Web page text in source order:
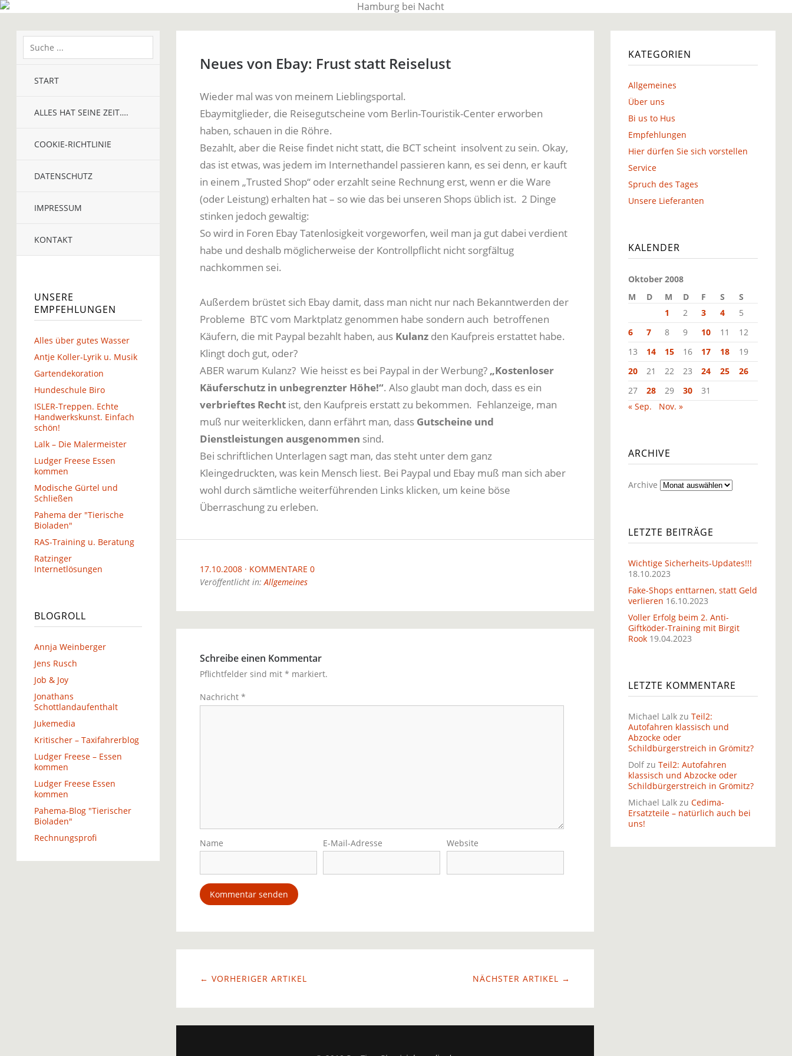
BauTime Blog
Über uns, über Produkte und unseren Alltag
START
ALLES HAT SEINE ZEIT….
COOKIE-RICHTLINIE
DATENSCHUTZ
IMPRESSUM
KONTAKT
UNSERE
EMPFEHLUNGEN
Alles über gutes Wasser
Antje Koller-Lyrik u. Musik
Gartendekoration
Hundeschule Biro
ISLER-Treppen. Echte
Handwerkskunst. Einfach
schön!
Lalk – Die Malermeister
Ludger Freese Essen
kommen
Modische Gürtel und
Schließen
Pahema der "Tierische
Bioladen"
RAS-Training u. Beratung
Ratzinger
Internetlösungen
BLOGROLL
Annja Weinberger
Jens Rusch
Job & Joy
Jonathans
Schottlandaufenthalt
Jukemedia
Kritischer – Taxifahrerblog
Ludger Freese – Essen
kommen
Ludger Freese Essen
kommen
Pahema-Blog "Tierischer
Bioladen"
Rechnungsprofi
Neues von Ebay: Frust statt Reiselust
Wieder mal was von meinem Lieblingsportal.
Ebaymitglieder, die Reisegutscheine vom Berlin-Touristik-Center erworben
haben, schauen in die Röhre.
Bezahlt, aber die Reise findet nicht statt, die BCT scheint insolvent zu sein. Okay,
das ist etwas, was jedem im Internethandel passieren kann, es sei denn, er kauft
in einem „Trusted Shop“ oder erzahlt seine Rechnung erst, wenn er die Ware
(oder Leistung) erhalten hat – so wie das bei unseren Shops üblich ist. 2 Dinge
stinken jedoch gewaltig:
So wird in Foren Ebay Tatenlosigkeit vorgeworfen, weil man ja gut dabei verdient
habe und deshalb möglicherweise der Kontrollpflicht nicht sorgfältug
nachkommen sei.
Außerdem brüstet sich Ebay damit, dass man nicht nur nach Bekanntwerden der
Probleme BTC vom Marktplatz genommen habe sondern auch betroffenen
Käufern, die mit Paypal bezahlt haben, aus Kulanzden Kaufpreis erstattet habe.
Klingt doch gut, oder?
ABER warum Kulanz? Wie heisst es bei Paypal in der Werbung? „Kostenloser
Käuferschutz in unbegrenzter Höhe!“. Also glaubt man doch, dass es ein
verbrieftes Rechtist, den Kaufpreis erstatt zu bekommen. Fehlanzeige, man
muß nur weiterklicken, dann erfährt man, dass Gutscheine und
Dienstleistungen ausgenommen sind.
Bei schriftlichen Unterlagen sagt man, das steht unter dem ganz
Kleingedruckten, was kein Mensch liest. Bei Paypal und Ebay muß man sich aber
wohl durch sämtliche weiterführenden Links klicken, um keine böse
Überraschung zu erleben.
17.10.2008
KOMMENTARE 0
Veröffentlicht in:Allgemeines
Schreibe einen Kommentar
Pflichtfelder sind mit * markiert.
Nachricht *
Name E-Mail-Adresse Website
NÄCHSTER ARTIKEL →
← VORHERIGER ARTIKEL
KATEGORIEN
Allgemeines
Über uns
Bi us to Hus
Empfehlungen
Hier dürfen Sie sich vorstellen
Service
Spruch des Tages
Unsere Lieferanten
KALENDER
Oktober 2008
M
D M D F S
S
1
2 3 4
5
6
7 8 9 10 11
12
13
14 15 16 17 18
19
20
21 22 23 24 25
26
27
28 29 30
31
« Sep.
Nov. »
ARCHIVE
Archive
LETZTE BEITRÄGE
Wichtige Sicherheits-Updates!!!
18.10.2023
Fake-Shops enttarnen, statt Geld
verlieren 16.10.2023
Voller Erfolg beim 2. Anti-
Giftköder-Training mit Birgit
Rook 19.04.2023
LETZTE KOMMENTARE
Michael Lalkzu Teil2:
Autofahren klassisch und
Abzocke oder
Schildbürgerstreich in Grömitz?
Dolfzu Teil2: Autofahren
klassisch und Abzocke oder
Schildbürgerstreich in Grömitz?
Michael Lalkzu Cedima-
Ersatzteile – natürlich auch bei
uns!